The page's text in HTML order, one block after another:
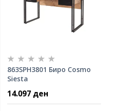
863SPH3801 Биро Cosmo
Siesta
14.097 ден